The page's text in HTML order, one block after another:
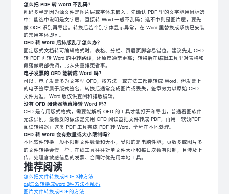
怎么把 PDF 转 Word 不乱码？
乱码多半是因为源文件是图片层或字体未嵌入。先确认 PDF 里的文字能用鼠标选
中：能选中说明是文字层，直接转 Word 一般不乱码；选不中则是图片层，要先
做 OCR 识别再导出。转换后若个别字体显示异常，在 Word 里替换成系统已安装
的常用字体即可。
OFD 转 Word 后排版乱了怎么办？
固定版式文档转可编辑格式时，表格、分栏、页眉页脚容易错位。建议先走 OFD
转 PDF 再转 Word 的中转路线，还原度通常更高；转换后在编辑工具里对表格和
段落做局部微调，比从头重排更省事。
电子发票的 OFD 能转成 Word 吗？
可以。电子发票多为文字型 OFD，按方法一或方法二都能转成 Word。但发票上
的电子签章属于版式签名，转换后通常变成图片或丢失，签章效力以原始 OFD
文件为准，Word 版仅供查阅和排版编辑。
没有 OFD 阅读器能直接转 Word 吗？
OFD 是专用版式格式，需要能解析 OFD 的工具才能打开和导出，普通看图软件
无法识别。最稳妥的做法是先用 OFD 阅读器把文件转成 PDF，再用「软领PDF
阅读转换器」这类 PDF 工具完成 PDF 转 Word，全程在本地处理。
OFD 转 Word 会有数量或大小限制吗？
本地软件转换一般不限制文件数量和大小，受限的是电脑性能；页数多或图片多
的文件转换会慢一些。在线工具往往对单文件大小和每日次数有限制，且涉及上
传，处理含敏感信息的发票、合同时优先用本地工具。
推荐阅读
怎么把文件转换成PDF 3种方法
caj怎么转换成word 3种方法不乱码
图片文件转换成PDF的方法